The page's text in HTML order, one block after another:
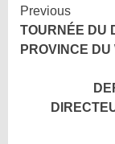
Continue
Reading
Previous
TOURNÉE DU
PROVINCE